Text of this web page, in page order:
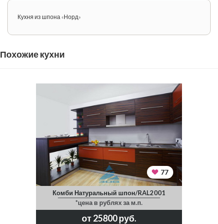
Кухня из шпона «Норд»
Похожие кухни
77
Комби Натуральный шпон/RAL2001
*цена в рублях за м.п.
от 25800 руб.